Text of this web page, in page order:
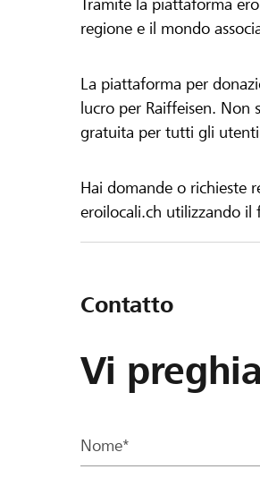
Tramite la piattaforma
regione e il mondo
La piattaforma per
lucro per Raiffeisen.
gratuita per tutti gli
Hai domande o richieste
eroilocali.ch utilizzando il
Contatto
Vi
Nome*